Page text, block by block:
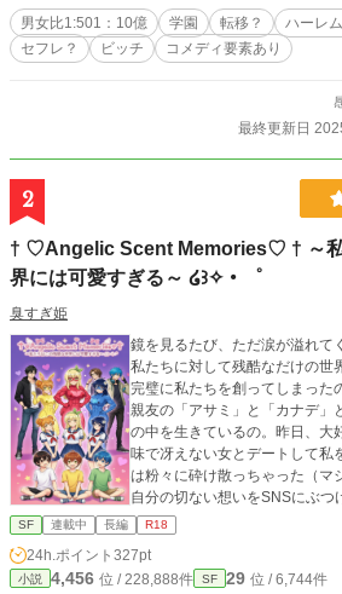
男女比1:501：10億 学園 転移？ ハーレ
セフレ？
ビッチ コメディ要素あり
最終更新日
2
† ♡Angelic Scent Memories♡ † ～
界には可愛すぎる～ ໒꒱✧・゜
臭すぎ姫
鏡を見るたび、ただ涙が溢れ
私たちに対して残酷なだけの世
完璧に私たちを創ってしまったのかしら？ 私
親友の「アサミ」と「カナデ」
の中を生きているの。昨日、大
味で冴えない女とデートして私
は粉々に砕け散っちゃった（マ
自分の切ない想いをSNSにぶつけ
なの重要じゃないって思うかも
ろ、私たちが学校で一番の美少
満点取れちゃう天才なのは事実
私たちでいることって本当に苦し
SF 連載中 長編 R18
24h.ポイント 327pt
小説 4,456 位 / 228,888件 SF 29 位 / 6,744件